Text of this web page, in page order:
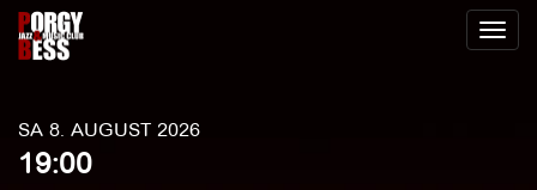
Toggle
SA 8. AUGUST 2026
19:00